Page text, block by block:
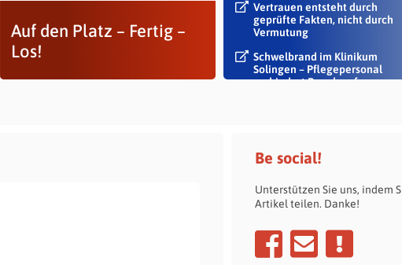
Auf den Platz – Fertig –
Los!
Vertrauen entsteht durch
geprüfte Fakten, nicht durch
Vermutung
Schwelbrand im Klinikum
Solingen – Pflegepersonal
verhindert Rauch auf...
Be social!
Unterstützen Sie uns, indem
Artikel teilen. Danke!